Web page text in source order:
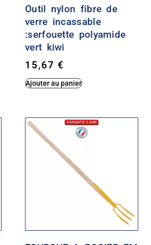
Outil nylon fibre de
verre incassable
:serfouette polyamide
vert kiwi
15,67€
Ajouter au panier